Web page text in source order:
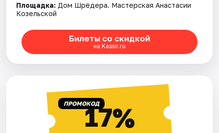
Площадка: Дом Шрёдера. Мастерская Анастасии
Козельской
Билеты со скидкой
на Kassir.ru
ПРОМОКОД17%